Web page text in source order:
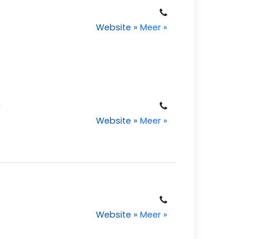
Website » Meer »
Website » Meer »
Website » Meer »